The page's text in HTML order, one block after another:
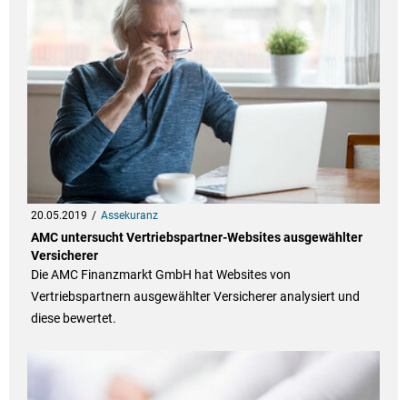
20.05.2019 Assekuranz
AMC untersucht Vertriebspartner-Websites ausgewählter
Versicherer
Die AMC Finanzmarkt GmbH hat Websites von
Vertriebspartnern ausgewählter Versicherer analysiert und
diese bewertet.